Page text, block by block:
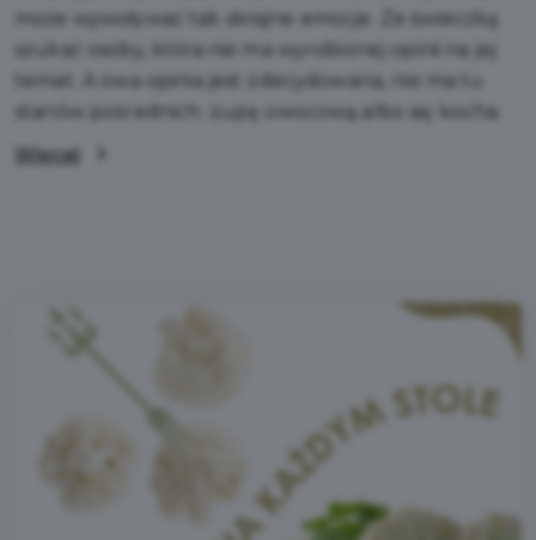
może wywoływać tak skrajne emocje. Ze świeczką
szukać osoby, która nie ma wyrobionej opinii na jej
temat. A owa opinia jest zdecydowana, nie ma tu
stanów pośrednich: zupę owocową albo się kocha.
Więcej